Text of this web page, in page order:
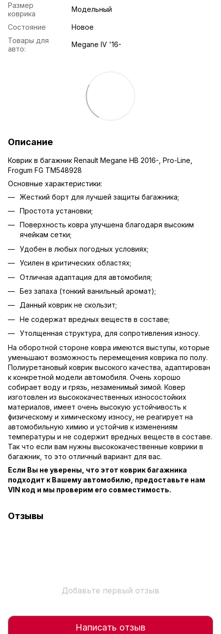
Размер
коврика
Модельный
Состояние
Новое
Товары для
авто:
Megane IV '16-
Описание
Коврик в багажник Renault Megane HB 2016-, Pro-Line,
Frogum FG TM548928
Основные характеристики:
Жесткий борт для лучшей защиты багажника;
Простота установки;
Поверхность ковра улучшена благодаря высоким
ячейкам сетки;
Удобен в любых погодных условиях;
Усилен в критических областях;
Отличная адаптация для автомобиля;
Без запаха (тонкий ванильный аромат);
Данный коврик не скользит;
Не содержат вредных веществ в составе;
Утолщенная структура, для сопротивления износу.
На оборотной стороне ковра имеются выступы, которые
уменьшают возможность перемещения коврика по полу.
Полиуретановый коврик высокого качества, адаптирован
к конкретной модели автомобиля. Очень хорошо
собирает воду и грязь, незаменимый зимой. Ковер
изготовлен из высококачественных износостойких
материалов, имеет очень высокую устойчивость к
физическому и химическому износу, не реагирует на
автомобильную химию и устойчив к изменениям
температуры и не содержит вредных веществ в составе.
Так что если вам нужны высококачественные коврики в
багажник, то это отличный вариант для вас.
Если Вы не уверены, что этот коврик багажника
подходит к Вашему автомобилю, предоставьте нам
VIN код и мы проверим его совместимость.
Отзывы
Добавьте первый отзыв
Написать отзыв